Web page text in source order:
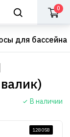
0
для бассейна
В наличии
128058